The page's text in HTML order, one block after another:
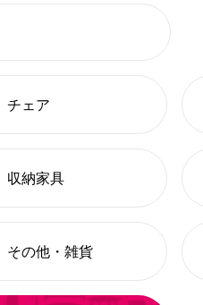
チェア
収納家具
その他・雑貨